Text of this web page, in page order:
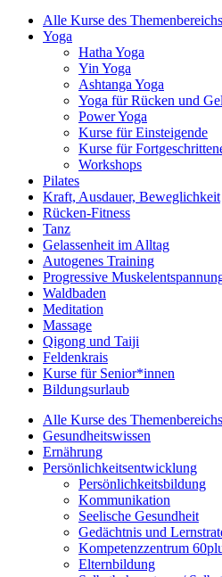
Alle Kurse des Themenbereichs
Yoga
Hatha Yoga
Yin Yoga
Ashtanga Yoga
Yoga für Rücken und
Power Yoga
Kurse für Einsteigende
Kurse für
Workshops
Pilates
Kraft, Ausdauer, Beweglichkeit
Rücken-Fitness
Tanz
Gelassenheit im Alltag
Autogenes Training
Progressive
Waldbaden
Meditation
Massage
Qigong und Taiji
Feldenkrais
Kurse für Senior*innen
Bildungsurlaub
Alle Kurse des Themenbereichs
Gesundheitswissen
Ernährung
Persönlichkeitsentwicklung
Persönlichkeitsbildung
Kommunikation
Seelische Gesundheit
Gedächtnis und
Kompetenzzentrum
Elternbildung